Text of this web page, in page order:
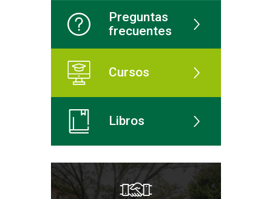
Preguntas
frecuentes
Cursos
Libros